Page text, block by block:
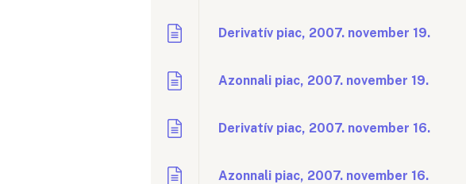
Derivatív piac, 2007. november 19.
Azonnali piac, 2007. november 19.
Derivatív piac, 2007. november 16.
Azonnali piac, 2007. november 16.